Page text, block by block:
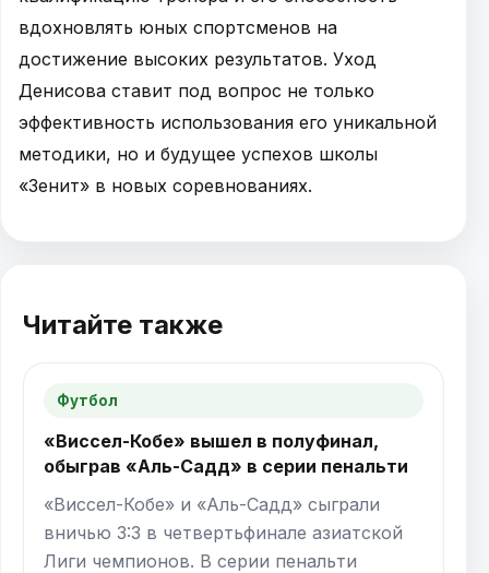
вдохновлять юных спортсменов на
достижение высоких результатов. Уход
Денисова ставит под вопрос не только
эффективность использования его уникальной
методики, но и будущее успехов школы
«Зенит» в новых соревнованиях.
Читайте также
Футбол
«Виссел-Кобе» вышел в полуфинал,
обыграв «Аль-Садд» в серии пенальти
«Виссел-Кобе» и «Аль-Садд» сыграли
вничью 3:3 в четвертьфинале азиатской
Лиги чемпионов. В серии пенальти